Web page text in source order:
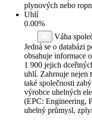
plynových nebo
Uhlí
0.00%
Váha
Jedná se o databázi
obsahuje informace
1 900 jejich
uhlí. Zahrnuje nejen
také společnosti
výrobce uhelných
(EPC: Engineering,
uhelný průmysl,